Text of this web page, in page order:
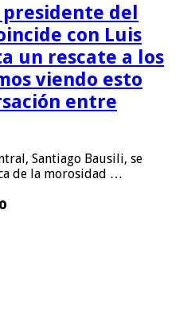
del
con Luis
un rescate a los
viendo esto
entre
Santiago Bausili, se
de la morosidad …